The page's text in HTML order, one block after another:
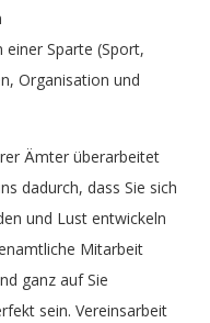
Sparte (Sport,
Organisation und
Ämter überarbeitet
dadurch, dass Sie sich
und Lust entwickeln
Mitarbeit
ganz auf Sie
sein. Vereinsarbeit